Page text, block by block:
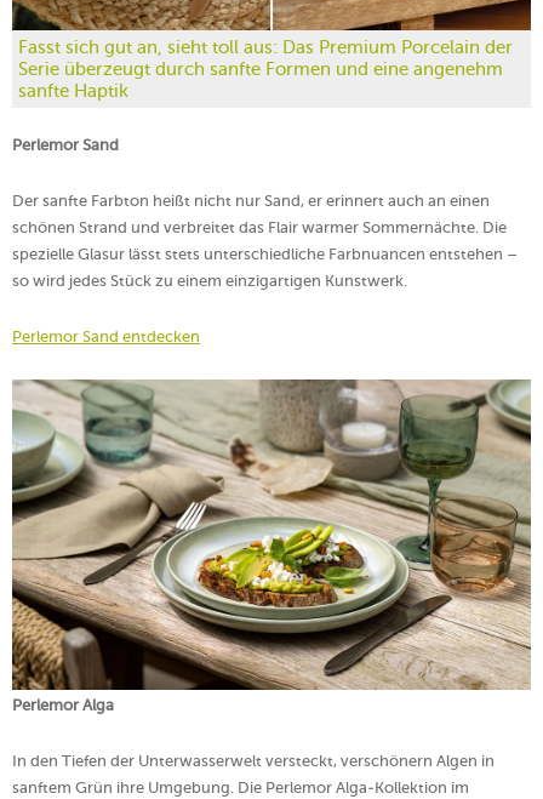
Fasst sich gut an, sieht toll aus: Das Premium Porcelain der
Serie überzeugt durch sanfte Formen und eine angenehm
sanfte Haptik
Perlemor Sand
Der sanfte Farbton heißt nicht nur Sand, er erinnert auch an einen
schönen Strand und verbreitet das Flair warmer Sommernächte. Die
spezielle Glasur lässt stets unterschiedliche Farbnuancen entstehen –
so wird jedes Stück zu einem einzigartigen Kunstwerk.
Perlemor Sand entdecken
Perlemor Alga
In den Tiefen der Unterwasserwelt versteckt, verschönern Algen in
sanftem Grün ihre Umgebung. Die Perlemor Alga-Kollektion im